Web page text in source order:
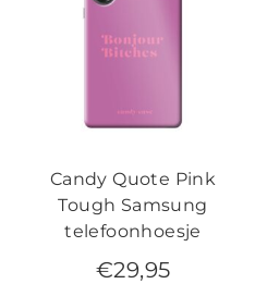
Candy Quote Pink
Tough Samsung
telefoonhoesje
€29,95